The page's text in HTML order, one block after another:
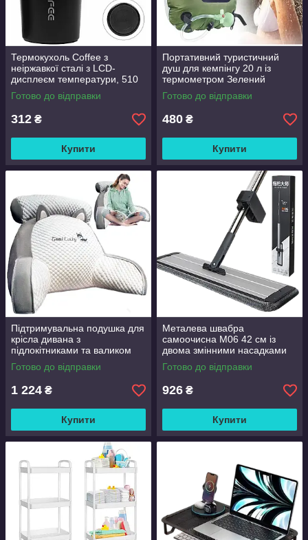
Термокухоль Coffee з
неіржавкої сталі з LCD-
дисплеєм температури, 510
мл Чорний
Готово до відправки
312 ₴
Купити
Портативний туристичний
душ для кемпінгу 20 л із
термометром Зелений
Готово до відправки
480 ₴
Купити
Підтримувальна подушка для
крісла дивана з
підлокітниками та валиком
Good Lucky
Готово до відправки
1 224 ₴
Купити
Металева швабра
самоочисна M06 42 см із
двома змінними насадками
Готово до відправки
926 ₴
Купити